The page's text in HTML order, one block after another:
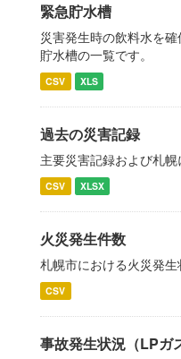
緊急貯水槽
災害発生時の飲料水を
貯水槽の一覧です。
CSV XLS
過去の災害記録
主要災害記録および札
CSV XLSX
火災発生件数
札幌市における火災発生
CSV
事故発生状況（LPガ